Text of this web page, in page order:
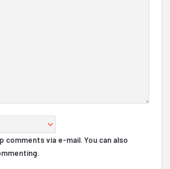
via e-mail. You can also